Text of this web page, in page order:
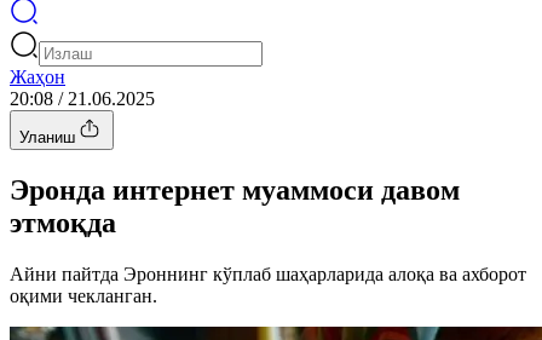
Жаҳон
20:08 / 21.06.2025
Уланиш
Эронда интернет муаммоси давом
этмоқда
Айни пайтда Эроннинг кўплаб шаҳарларида алоқа ва ахборот
оқими чекланган.